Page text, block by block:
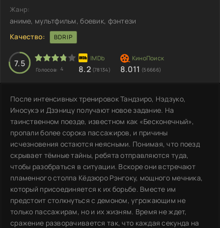
Жанр:
аниме, мультфильм, боевик, фэнтези
Качество:
BDRIP
7.5
Голосов: 4 8.2 (78134) 8.011 (56666)
После интенсивных тренировок Тандзиро, Нэдзуко,
Иносукэ и Дзэницу получают новое задание. На
таинственном поезде, известном как «Бесконечный»,
пропали более сорока пассажиров, и причины
исчезновения остаются неясными. Понимая, что поезд
скрывает тёмные тайны, ребята отправляются туда,
чтобы разобраться в ситуации. Вскоре они встречают
пламенного столпа Кёдзюро Рэнгоку, мощного мечника,
который присоединяется к их борьбе. Вместе им
предстоит столкнуться с демоном, угрожающим не
только пассажирам, но и их жизням. Время не ждет,
сражение разворачивается так, что каждая секунда на